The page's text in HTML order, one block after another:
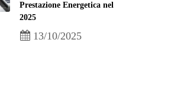
Prestazione Energetica nel
2025
13/10/2025